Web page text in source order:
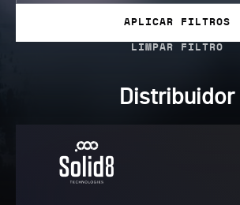
APLICAR FILTROS
Distribuidor